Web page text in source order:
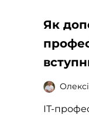
Як
ІТ-